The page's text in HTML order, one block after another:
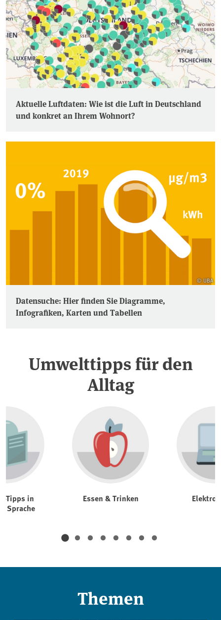
Aktuelle Luftdaten: Wie ist die Luft in Deutschland
und konkret an Ihrem Wohnort?
© UBA
Datensuche: Hier finden Sie Diagramme,
Infografiken, Karten und Tabellen
Umwelttipps für den
Alltag
Tipps in
Sprache
Essen & Trinken
Themen